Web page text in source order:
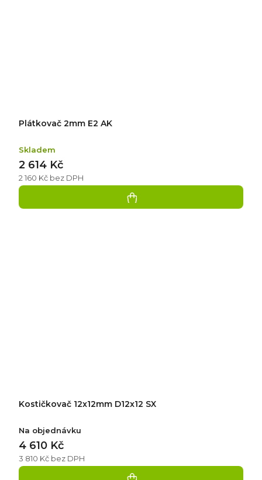
Plátkovač 2mm E2 AK
Skladem
2 160 Kč bez DPH
2 614 Kč
Kostičkovač 12x12mm D12x12 SX
Na objednávku
3 810 Kč bez DPH
4 610 Kč